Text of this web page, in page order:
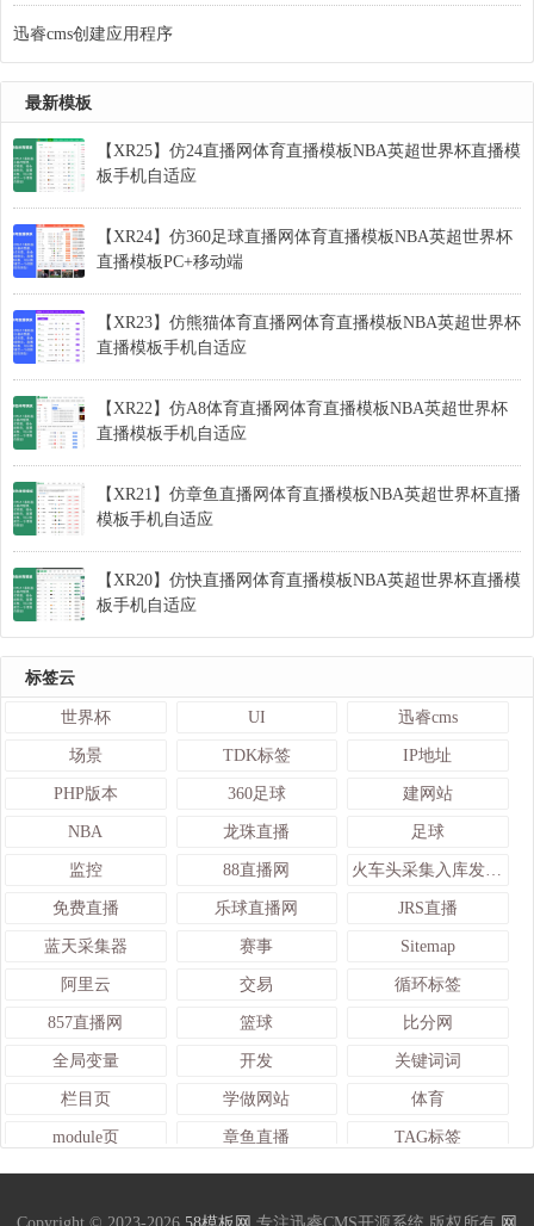
迅睿cms创建应用程序
最新模板
【XR25】仿24直播网体育直播模板NBA英超世界杯直播模
板手机自适应
【XR24】仿360足球直播网体育直播模板NBA英超世界杯
直播模板PC+移动端
【XR23】仿熊猫体育直播网体育直播模板NBA英超世界杯
直播模板手机自适应
【XR22】仿A8体育直播网体育直播模板NBA英超世界杯
直播模板手机自适应
【XR21】仿章鱼直播网体育直播模板NBA英超世界杯直播
模板手机自适应
【XR20】仿快直播网体育直播模板NBA英超世界杯直播模
板手机自适应
标签云
世界杯 UI 迅睿cms
场景 TDK标签 IP地址
PHP版本 360足球 建网站
NBA 龙珠直播 足球
监控 88直播网
免费直播 乐球直播网 JRS直播
蓝天采集器 赛事 Sitemap
阿里云 交易 循环标签
857直播网 篮球 比分网
全局变量 开发 关键词词
栏目页 学做网站 体育
module页 章鱼直播 TAG标签
关键词 函数使用 网站地图
雨燕直播 查询 管理
Copyright © 2023-2026 58模板网 专注迅睿CMS开源系统 版权所有 网